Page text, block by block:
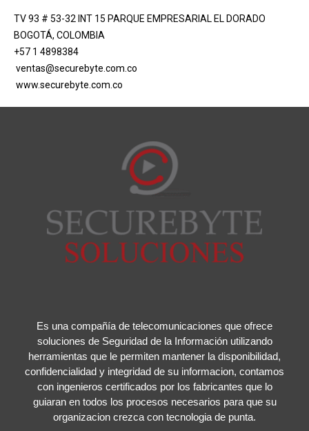
TV 93 # 53-32 INT 15 PARQUE EMPRESARIAL EL DORADO
BOGOTÁ, COLOMBIA
+57 1 4898384
ventas@securebyte.com.co
www.securebyte.com.co
Es una compañía de telecomunicaciones que ofrece
soluciones de Seguridad de la Información utilizando
herramientas que le permiten mantener la disponibilidad,
confidencialidad y integridad de su informacion, contamos
con ingenieros certificados por los fabricantes que lo
guiaran en todos los procesos necesarios para que su
organizacion crezca con tecnologia de punta.